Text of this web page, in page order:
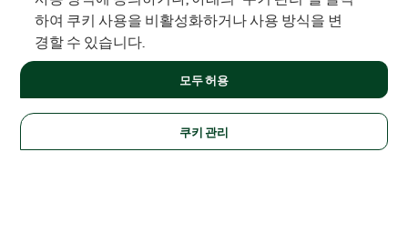
하여 쿠키 사용을 비활성화하거나 사용 방식을 변
경할 수 있습니다.
쿠키 관리
모두 허용